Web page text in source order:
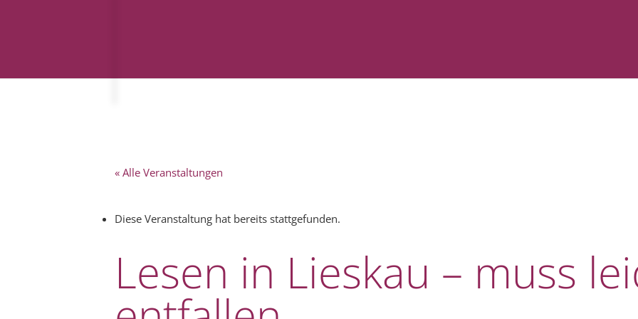
« Alle Veranstaltungen
Diese Veranstaltung hat bereits stattgefunden.
Lesen in Lieskau – muss